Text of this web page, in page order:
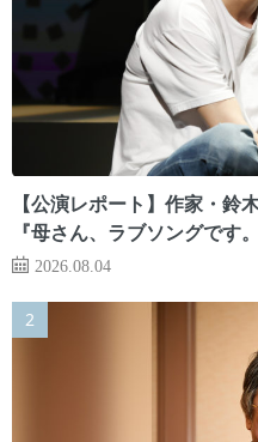
【公演レポート】作家・鈴
『母さん、ラブソングです。
2026.08.04